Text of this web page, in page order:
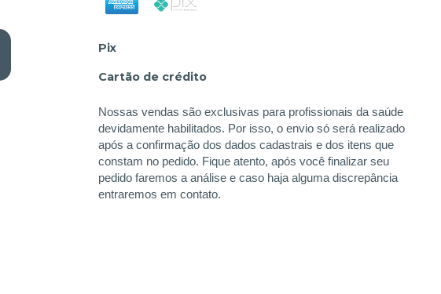
Pix
Cartão de crédito
Nossas vendas são exclusivas para profissionais da saúde
devidamente habilitados. Por isso, o envio só será realizado
após a confirmação dos dados cadastrais e dos itens que
constam no pedido. Fique atento, após você finalizar seu
pedido faremos a análise e caso haja alguma discrepância
entraremos em contato.